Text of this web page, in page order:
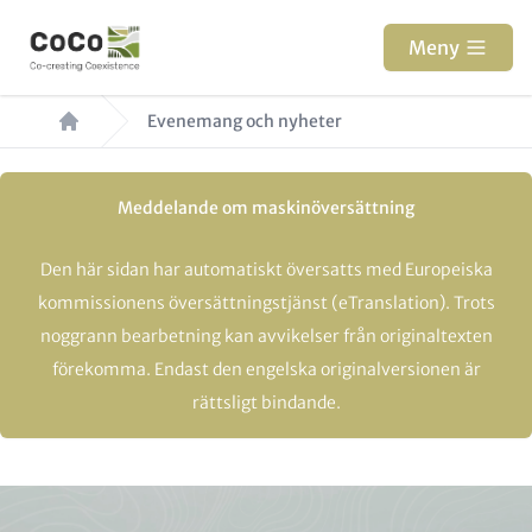
Meny
Länkstig Evenemang och nyheter
Meddelande om maskinöversättning
Den här sidan har automatiskt översatts med Europeiska
kommissionens översättningstjänst (eTranslation). Trots
noggrann bearbetning kan avvikelser från originaltexten
förekomma. Endast den engelska originalversionen är
rättsligt bindande.